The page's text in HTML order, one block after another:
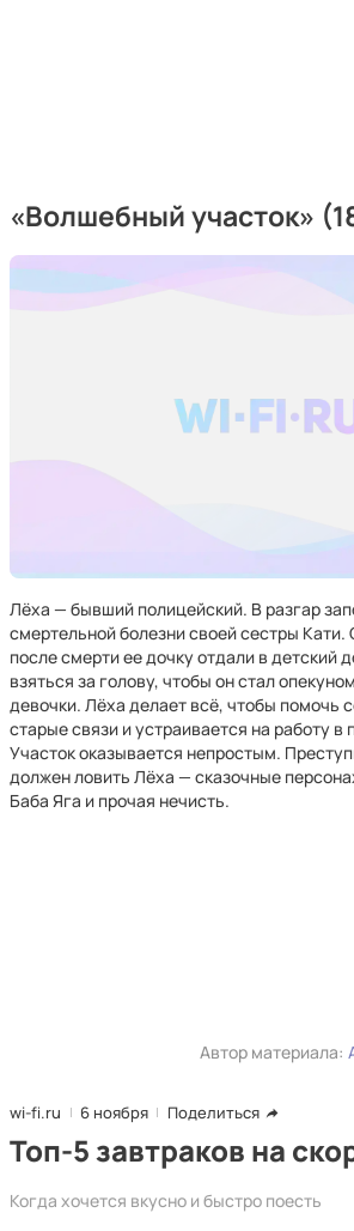
«Волшебный участок»
Лёха — бывший полицейский. В разгар
смертельной болезни своей сестры Кати.
после смерти ее дочку отдали в детский
взяться за голову, чтобы он стал
девочки. Лёха делает всё, чтобы помочь
старые связи и устраивается на работу в
Участок оказывается непростым.
должен ловить Лёха — сказочные
Баба Яга и прочая нечисть.
Автор материала:
wi-fi.ru 6 ноября Поделиться
Топ-5 завтраков на
Когда хочется вкусно и быстро поесть